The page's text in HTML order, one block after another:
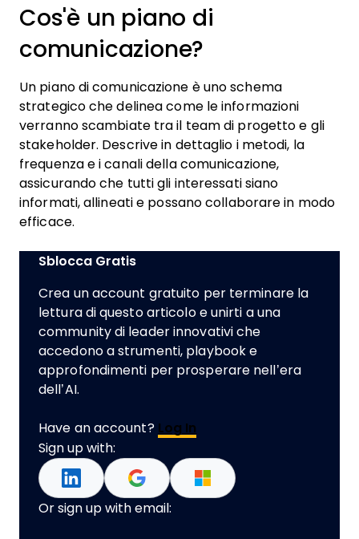
Cos'è un piano di
comunicazione?
Un piano di comunicazione è uno schema
strategico che delinea come le informazioni
verranno scambiate tra il team di progetto e gli
stakeholder. Descrive in dettaglio i metodi, la
frequenza e i canali della comunicazione,
assicurando che tutti gli interessati siano
informati, allineati e possano collaborare in modo
efficace.
Sblocca Gratis
Crea un account gratuito per terminare la
lettura di questo articolo e unirti a una
community di leader innovativi che
accedono a strumenti, playbook e
approfondimenti per prosperare nell’era
dell’AI.
Have an account? Log In
Sign up with:
Or sign up with email: